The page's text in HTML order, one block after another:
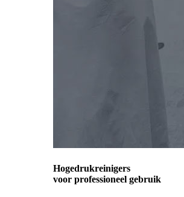
Hogedrukreinigers
voor professioneel gebruik